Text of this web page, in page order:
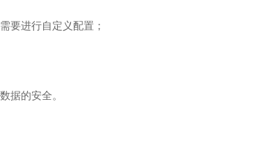
要进行自定义配置；
据的安全。